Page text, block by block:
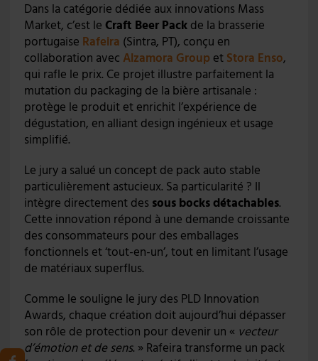
Dans la catégorie dédiée aux innovations Mass
Market, c’est le Craft Beer Packde la brasserie
portugaise Rafeira (Sintra, PT), conçu en
collaboration avec Alzamora Groupet Stora Enso,
qui rafle le prix. Ce projet illustre parfaitement la
mutation du packaging de la bière artisanale :
protège le produit et enrichit l’expérience de
dégustation, en alliant design ingénieux et usage
simplifié.
Le jury a salué un concept de pack auto stable
particulièrement astucieux. Sa particularité ? Il
intègre directement des sous bocks détachables.
Cette innovation répond à une demande croissante
des consommateurs pour des emballages
fonctionnels et ‘tout-en-un’, tout en limitant l’usage
de matériaux superflus.
Comme le souligne le jury des PLD Innovation
Awards, chaque création doit aujourd’hui dépasser
son rôle de protection pour devenir un « vecteur
d’émotion et de sens. » Rafeira transforme un pack